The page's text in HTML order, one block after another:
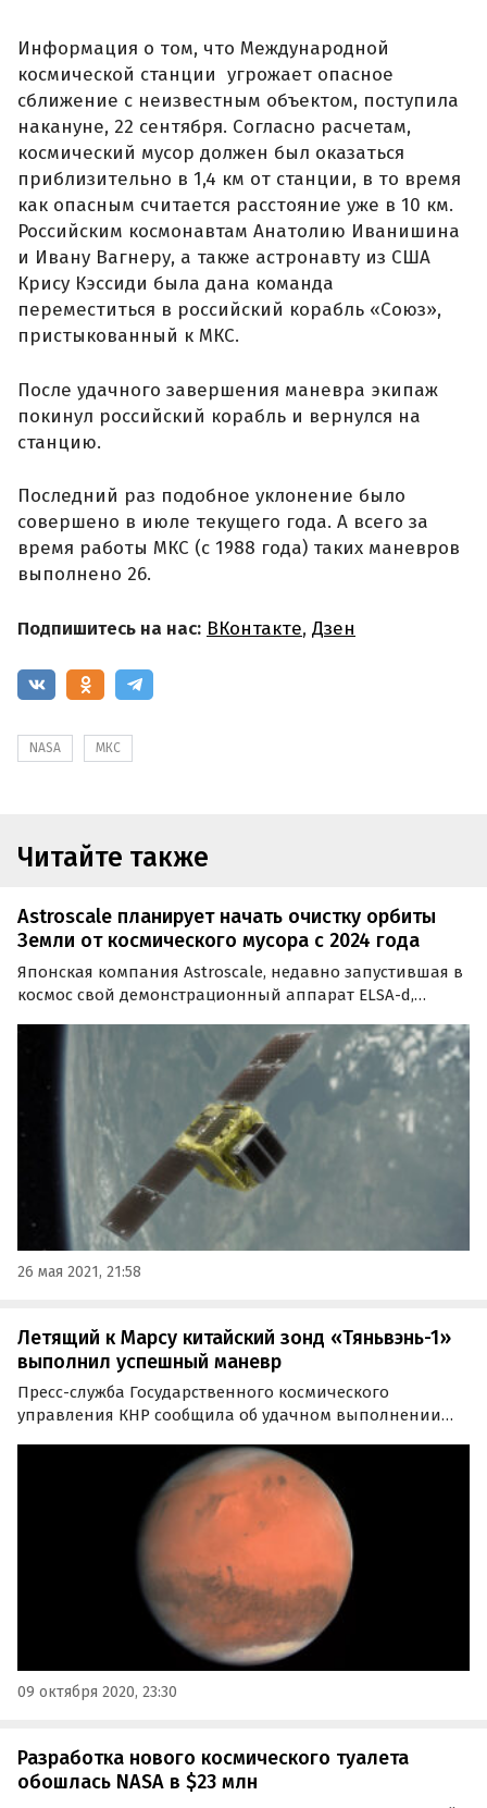
Информация о том, что Международной
космической станции угрожает опасное
сближение с неизвестным объектом, поступила
накануне, 22 сентября. Согласно расчетам,
космический мусор должен был оказаться
приблизительно в 1,4 км от станции, в то время
как опасным считается расстояние уже в 10 км.
Российским космонавтам Анатолию Иванишина
и Ивану Вагнеру, а также астронавту из США
Крису Кэссиди была дана команда
переместиться в российский корабль «Союз»,
пристыкованный к МКС.
После удачного завершения маневра экипаж
покинул российский корабль и вернулся на
станцию.
Последний раз подобное уклонение было
совершено в июле текущего года. А всего за
время работы МКС (с 1988 года) таких маневров
выполнено 26.
Подпишитесь на нас: ВКонтакте, Дзен
NASA МКС
Читайте также
Astroscale планирует начать очистку орбиты
Земли от космического мусора с 2024 года
Японская компания Astroscale, недавно запустившая в
космос свой демонстрационный аппарат ELSA-d,
заявила о своей готовности приступить к работам по
очистке орбиты Земли в 2024 году.
26 мая 2021, 21:58
Летящий к Марсу китайский зонд «Тяньвэнь-1»
выполнил успешный маневр
Пресс-служба Государственного космического
управления КНР сообщила об удачном выполнении
«Тяньвэнь-1». Зонд продолжает полет к намеченной
09 октября 2020, 23:30
Разработка нового космического туалета
обошлась NASA в $23 млн